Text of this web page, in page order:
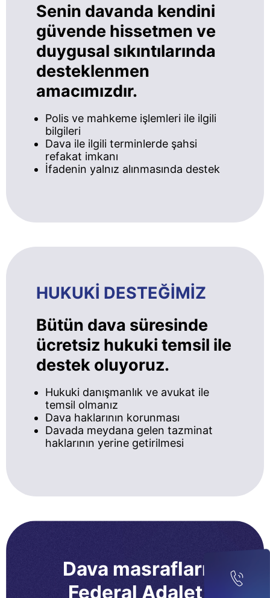
Senin davanda kendini
güvende hissetmen ve
duygusal sıkıntılarında
desteklenmen
amacımızdır.
Polis ve mahkeme işlemleri ile ilgili
bilgileri
Dava ile ilgili terminlerde şahsi
refakat imkanı
İfadenin yalnız alınmasında destek
HUKUKİ DESTEĞİMİZ
Bütün dava süresinde
ücretsiz hukuki temsil ile
destek oluyoruz.
Hukuki danışmanlık ve avukat ile
temsil olmanız
Dava haklarının korunması
Davada meydana gelen tazminat
haklarının yerine getirilmesi
Dava masrafları
Federal Adalet